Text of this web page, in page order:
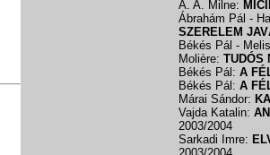
A. A. Milne:
Ábrahám Pál -
SZERELEM
Békés Pál -
Molière: TUDÓS
Békés Pál: A
Békés Pál: A
Márai Sándor:
Vajda Katalin:
2003/2004
Sarkadi Imre: